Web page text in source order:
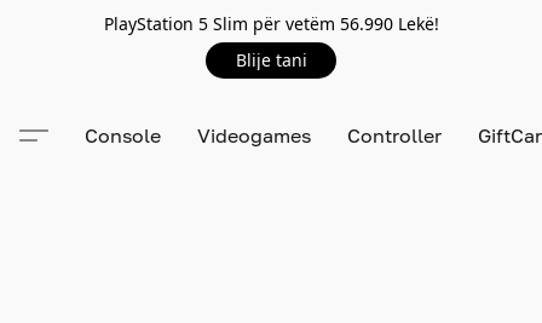
PlayStation 5 Slim për vetëm 56.990 Lekë!
Blije tani
Console Videogames Controller